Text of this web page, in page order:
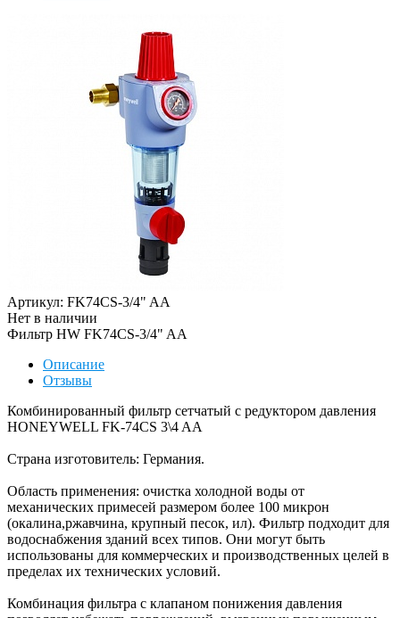
Артикул: FK74CS-3/4" AA
Нет в наличии
Фильтр HW FK74CS-3/4" AA
Описание
Отзывы
Комбинированный фильтр сетчатый с редуктором давления
HONEYWELL FK-74CS 3\4 AA
Страна изготовитель: Германия.
Область применения: очистка холодной воды от
механических примесей размером более 100 микрон
(окалина,ржавчина, крупный песок, ил). Фильтр подходит для
водоснабжения зданий всех типов. Они могут быть
использованы для коммерческих и производственных целей в
пределах их технических условий.
Комбинация фильтра с клапаном понижения давления